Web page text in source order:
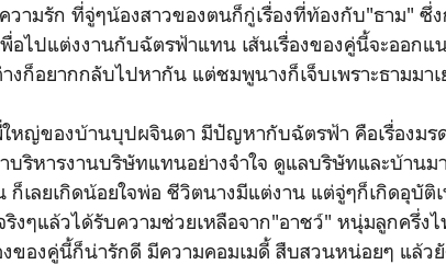
วามรัก ที่จู่ๆน้องสาวของตนก็กู่เรื่องที่ท้องกับ"ธาม" ซึ่
อไปแต่งงานกับฉัตรฟ้าแทน เส้นเรื่องของคู่นี้จะออกแ
ก็อยากกลับไปหากัน แต่ชมพูนางก็เจ็บเพราะธามมาเ
หญ่ของบ้านบุปผจินดา มีปัญหากับฉัตรฟ้า คือเรื่องมร
บริหารงานบริษัทแทนอย่างจำใจ ดูแลบริษัทและบ้านม
เลยเกิดน้อยใจพ่อ ชีวิตนางมีแต่งาน แต่จู่ๆก็เกิดอุบัติ
งๆแล้วได้รับความช่วยเหลือจาก"อาชว์" หนุ่มลูกครึ่งไ
งของคู่นี้ก็น่ารักดี มีความคอมเมดี้ สืบสวนหน่อยๆ แล้ว